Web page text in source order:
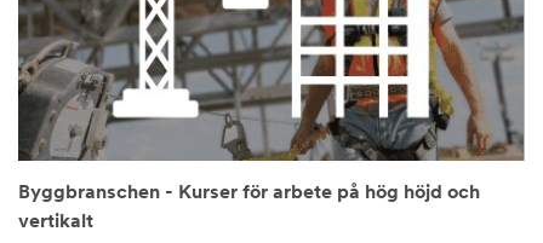
Byggbranschen - Kurser för arbete på hög höjd och
vertikalt